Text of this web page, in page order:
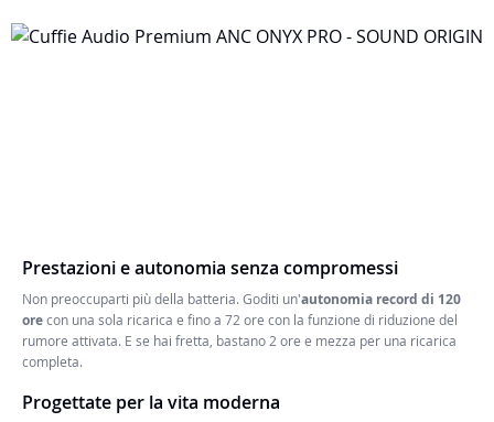
Prestazioni e autonomia senza compromessi
Non preoccuparti più della batteria. Goditi un'autonomia record di 120
orecon una sola ricarica e fino a 72 ore con la funzione di riduzione del
rumore attivata. E se hai fretta, bastano 2 ore e mezza per una ricarica
completa.
Progettate per la vita moderna